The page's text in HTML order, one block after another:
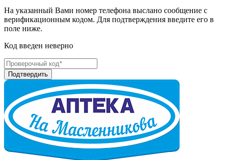
На указанный Вами номер телефона выслано сообщение с
верификационным кодом. Для подтверждения введите его в
поле ниже.
Код введен неверно